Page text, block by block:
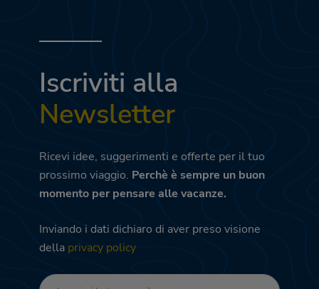
Iscriviti alla
Newsletter
Ricevi idee, suggerimenti e offerte per il tuo
prossimo viaggio. Perchè è sempre un buon
momento per pensare alle vacanze.
Inviando i dati dichiaro di aver preso visione
della privacy policy